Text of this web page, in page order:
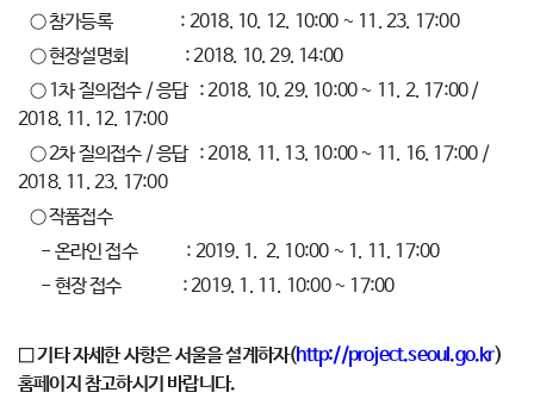
○ 참가등록 : 2018. 10. 12. 10:00 ~ 11. 23. 17:00
○ 현장설명회 : 2018. 10. 29. 14:00
○ 1차 질의접수 / 응답 : 2018. 10. 29. 10:00 ~ 11. 2. 17:00 /
2018. 11. 12. 17:00
○ 2차 질의접수 / 응답 : 2018. 11. 13. 10:00 ~ 11. 16. 17:00 /
2018. 11. 23. 17:00
○ 작품접수
- 온라인 접수 : 2019. 1. 2. 10:00 ~ 1. 11. 17:00
- 현장 접수 : 2019. 1. 11. 10:00 ~ 17:00
□ 기타 자세한 사항은 서울을 설계하자(http://project.seoul.go.kr)
홈페이지 참고하시기 바랍니다.